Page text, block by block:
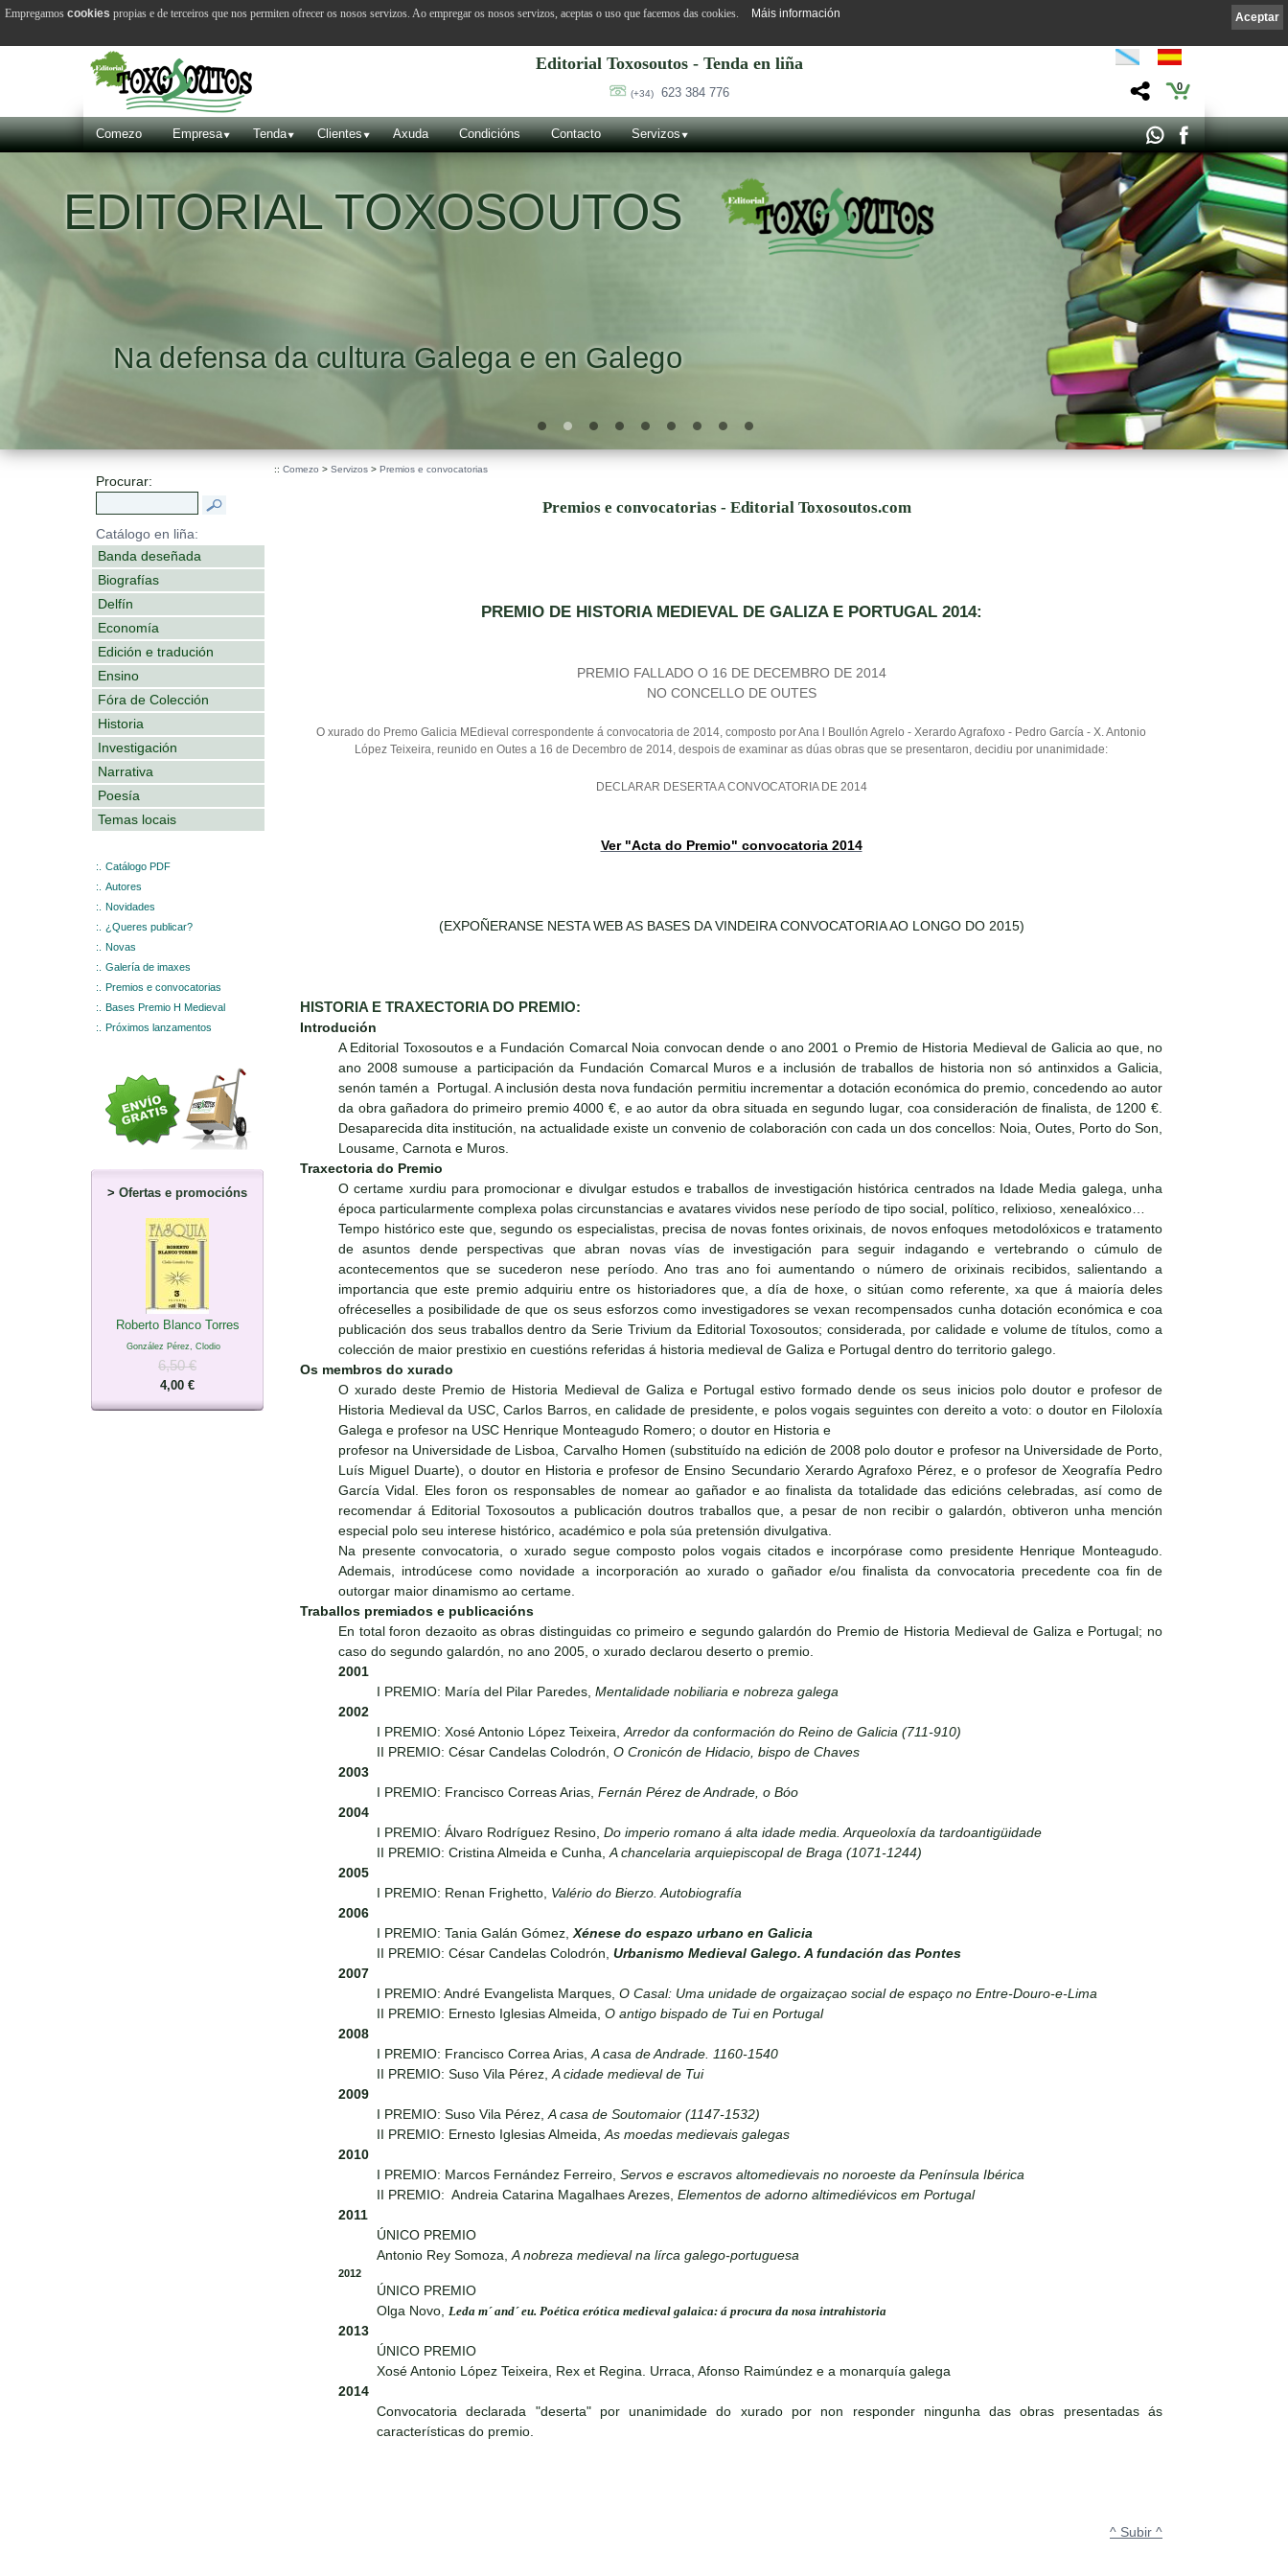
Editorial Toxosoutos - Tenda en liña
(+34) 623 384 776 0
Comezo Empresa Tenda Clientes Axuda Condicións Contacto Servizos
EDITORIAL TOXOSOUTOS
Na defensa da cultura Galega e en Galego
Procurar:
Catálogo en liña:
Banda deseñada
Biografías
Delfín
Economía
Edición e tradución
Ensino
Fóra de Colección
Historia
Investigación
Narrativa
Poesía
Temas locais
:.
Catálogo PDF
:.
Autores
:.
Novidades
:.
¿Queres publicar?
:.
Novas
:.
Galería de imaxes
:.
Premios e convocatorias
:.
Bases Premio H Medieval
:.
Próximos lanzamentos
> Ofertas e promocións
Roberto Blanco Torres
González Pérez, Clodio
6,50 €
4,00 €
:: Comezo > Servizos > Premios e convocatorias
Premios e convocatorias - Editorial Toxosoutos.com
PREMIO DE HISTORIA MEDIEVAL DE GALIZA E PORTUGAL 2014:
PREMIO FALLADO O 16 DE DECEMBRO DE 2014
NO CONCELLO DE OUTES
O xurado do Premo Galicia MEdieval correspondente á convocatoria de 2014, composto por Ana l Boullón Agrelo - Xerardo Agrafoxo - Pedro García - X. Antonio
López Teixeira, reunido en Outes a 16 de Decembro de 2014, despois de examinar as dúas obras que se presentaron, decidiu por unanimidade:
DECLARAR DESERTA A CONVOCATORIA DE 2014
Ver "Acta do Premio" convocatoria 2014
(EXPOÑERANSE NESTA WEB AS BASES DA VINDEIRA CONVOCATORIA AO LONGO DO 2015)
HISTORIA E TRAXECTORIA DO PREMIO:
Introdución
A Editorial Toxosoutos e a Fundación Comarcal Noia convocan dende o ano 2001 o Premio de Historia Medieval de Galicia ao que, no
ano 2008 sumouse a participación da Fundación Comarcal Muros e a inclusión de traballos de historia non só antinxidos a Galicia,
senón tamén a Portugal. A inclusión desta nova fundación permitiu incrementar a dotación económica do premio, concedendo ao autor
da obra gañadora do primeiro premio 4000 €, e ao autor da obra situada en segundo lugar, coa consideración de finalista, de 1200 €.
Desaparecida dita institución, na actualidade existe un convenio de colaboración con cada un dos concellos: Noia, Outes, Porto do Son,
Lousame, Carnota e Muros.
Traxectoria do Premio
O certame xurdiu para promocionar e divulgar estudos e traballos de investigación histórica centrados na Idade Media galega, unha
época particularmente complexa polas circunstancias e avatares vividos nese período de tipo social, político, relixioso, xenealóxico…
Tempo histórico este que, segundo os especialistas, precisa de novas fontes orixinais, de novos enfoques metodolóxicos e tratamento
de asuntos dende perspectivas que abran novas vías de investigación para seguir indagando e vertebrando o cúmulo de
acontecementos que se sucederon nese período. Ano tras ano foi aumentando o número de orixinais recibidos, salientando a
importancia que este premio adquiriu entre os historiadores que, a día de hoxe, o sitúan como referente, xa que á maioría deles
ofréceselles a posibilidade de que os seus esforzos como investigadores se vexan recompensados cunha dotación económica e coa
publicación dos seus traballos dentro da Serie Trivium da Editorial Toxosoutos; considerada, por calidade e volume de títulos, como a
colección de maior prestixio en cuestións referidas á historia medieval de Galiza e Portugal dentro do territorio galego.
Os membros do xurado
O xurado deste Premio de Historia Medieval de Galiza e Portugal estivo formado dende os seus inicios polo doutor e profesor de
Historia Medieval da USC, Carlos Barros, en calidade de presidente, e polos vogais seguintes con dereito a voto: o doutor en Filoloxía
Galega e profesor na USC Henrique Monteagudo Romero; o doutor en Historia e
profesor na Universidade de Lisboa, Carvalho Homen (substituído na edición de 2008 polo doutor e profesor na Universidade de Porto,
Luís Miguel Duarte), o doutor en Historia e profesor de Ensino Secundario Xerardo Agrafoxo Pérez, e o profesor de Xeografía Pedro
García Vidal. Eles foron os responsables de nomear ao gañador e ao finalista da totalidade das edicións celebradas, así como de
recomendar á Editorial Toxosoutos a publicación doutros traballos que, a pesar de non recibir o galardón, obtiveron unha mención
especial polo seu interese histórico, académico e pola súa pretensión divulgativa.
Na presente convocatoria, o xurado segue composto polos vogais citados e incorpórase como presidente Henrique Monteagudo.
Ademais, introdúcese como novidade a incorporación ao xurado o gañador e/ou finalista da convocatoria precedente coa fin de
outorgar maior dinamismo ao certame.
Traballos premiados e publicacións
En total foron dezaoito as obras distinguidas co primeiro e segundo galardón do Premio de Historia Medieval de Galiza e Portugal; no
caso do segundo galardón, no ano 2005, o xurado declarou deserto o premio.
2001
I PREMIO: María del Pilar Paredes, Mentalidade nobiliaria e nobreza galega
2002
I PREMIO: Xosé Antonio López Teixeira, Arredor da conformación do Reino de Galicia (711-910)
II PREMIO: César Candelas Colodrón, O Cronicón de Hidacio, bispo de Chaves
2003
I PREMIO: Francisco Correas Arias, Fernán Pérez de Andrade, o Bóo
2004
I PREMIO: Álvaro Rodríguez Resino, Do imperio romano á alta idade media. Arqueoloxía da tardoantigüidade
II PREMIO: Cristina Almeida e Cunha, A chancelaria arquiepiscopal de Braga (1071-1244)
2005
I PREMIO: Renan Frighetto, Valério do Bierzo. Autobiografía
2006
I PREMIO: Tania Galán Gómez, Xénese do espazo urbano en Galicia
II PREMIO: César Candelas Colodrón, Urbanismo Medieval Galego. A fundación das Pontes
2007
I PREMIO: André Evangelista Marques, O Casal: Uma unidade de orgaizaçao social de espaço no Entre-Douro-e-Lima
II PREMIO: Ernesto Iglesias Almeida, O antigo bispado de Tui en Portugal
2008
I PREMIO: Francisco Correa Arias, A casa de Andrade. 1160-1540
II PREMIO: Suso Vila Pérez, A cidade medieval de Tui
2009
I PREMIO: Suso Vila Pérez, A casa de Soutomaior (1147-1532)
II PREMIO: Ernesto Iglesias Almeida, As moedas medievais galegas
2010
I PREMIO: Marcos Fernández Ferreiro, Servos e escravos altomedievais no noroeste da Península Ibérica
II PREMIO: Andreia Catarina Magalhaes Arezes, Elementos de adorno altimediévicos em Portugal
2011
ÚNICO PREMIO
Antonio Rey Somoza, A nobreza medieval na lírca galego-portuguesa
2012
ÚNICO PREMIO
Olga Novo, Leda m´ and´ eu. Poética erótica medieval galaica: á procura da nosa intrahistoria
2013
ÚNICO PREMIO
Xosé Antonio López Teixeira, Rex et Regina. Urraca, Afonso Raimúndez e a monarquía galega
2014
Convocatoria declarada "deserta" por unanimidade do xurado por non responder ningunha das obras presentadas ás
características do premio.
^ Subir ^
Aceptar
Empregamos cookies propias e de terceiros que nos permiten ofrecer os nosos servizos. Ao empregar os nosos servizos, aceptas o uso que facemos das cookies. Máis información